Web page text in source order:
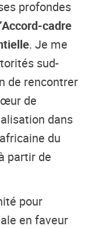
profondes
. Je me
sud-
de rencontrer
de
dans
du
partir de
pour
en faveur